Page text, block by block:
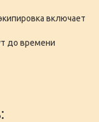
включает
до времени